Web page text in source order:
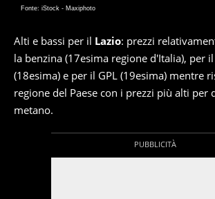
Fonte: iStock - Maxiphoto
Alti e bassi per il Lazio: prezzi
la benzina (17esima regione d'Italia), per
(18esima) e per il GPL (19esima) mentre
regione del Paese con i prezzi più alti per
metano.